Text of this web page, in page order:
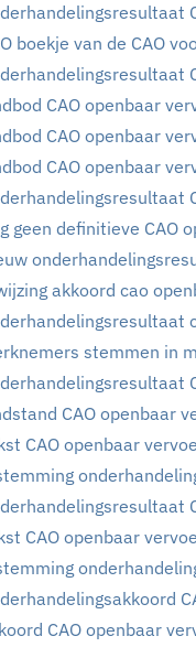
boekje van de CAO
CAO openbaar
CAO openbaar
CAO openbaar
geen definitieve CAO
akkoord cao
stemmen in
CAO openbaar
CAO openbaar
CAO openbaar
CAO openbaar